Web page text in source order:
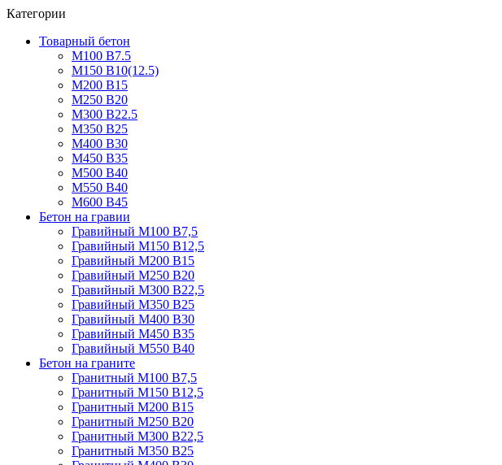
Категории
Товарный бетон
М100 В7.5
М150 В10(12.5)
М200 В15
М250 В20
М300 В22.5
М350 В25
М400 В30
М450 В35
М500 В40
М550 В40
М600 В45
Бетон на гравии
Гравийный М100 В7,5
Гравийный М150 В12,5
Гравийный М200 В15
Гравийный М250 В20
Гравийный М300 В22,5
Гравийный М350 В25
Гравийный М400 В30
Гравийный М450 В35
Гравийный М550 В40
Бетон на граните
Гранитный М100 В7,5
Гранитный М150 В12,5
Гранитный М200 В15
Гранитный М250 В20
Гранитный М300 В22,5
Гранитный М350 В25